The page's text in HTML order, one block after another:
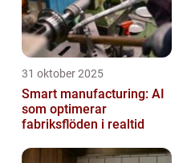
31 oktober 2025
Smart manufacturing: AI
som optimerar
fabriksflöden i realtid